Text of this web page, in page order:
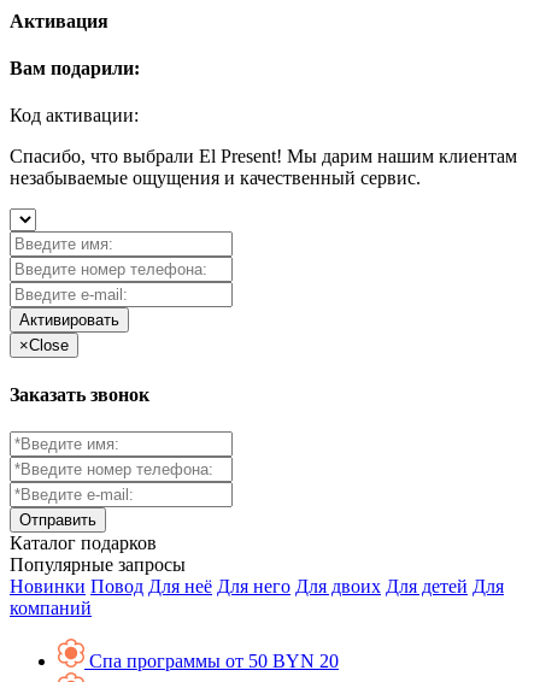
Активация
Вам подарили:
Код активации:
Спасибо, что выбрали El Present! Мы дарим нашим клиентам
незабываемые ощущения и качественный сервис.
Активировать
×Close
Заказать звонок
Каталог подарков
Популярные запросы
Новинки Повод Для неё Для него Для двоих Для детей Для
компаний
Спа программы от 50 BYN 20